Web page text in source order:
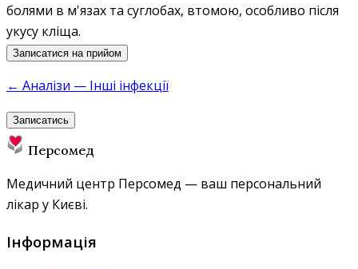
болями в м'язах та суглобах, втомою, особливо після
укусу кліща.
Записатися на прийом
← Аналізи — Інші інфекції
Записатись
Персомед
Медичний центр Персомед — ваш персональний
лікар у Києві.
Інформація